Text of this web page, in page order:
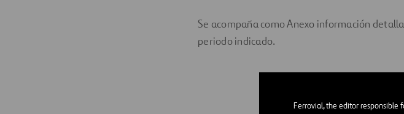
Ferrovial, the editor responsible
Se acompaña como Anexo información
periodo indicado.